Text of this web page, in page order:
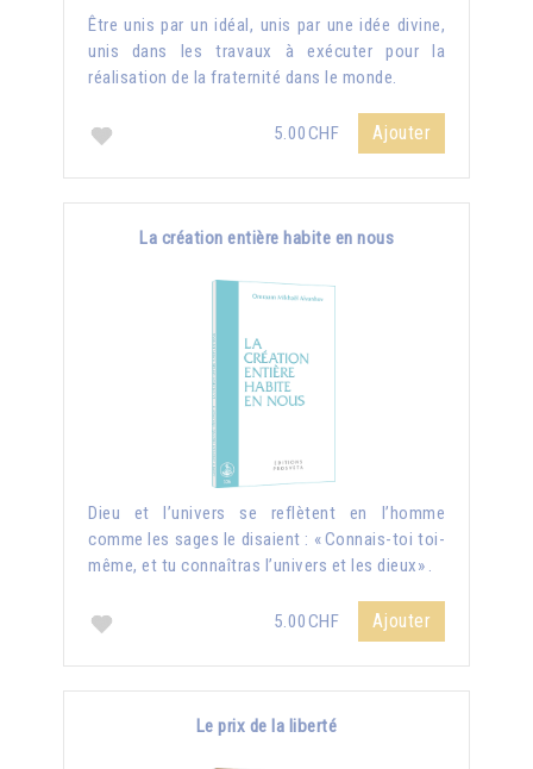
Être unis par un idéal, unis par une idée divine,
unis dans les travaux à exécuter pour la
réalisation de la fraternité dans le monde.
5.00CHF Ajouter
La création entière habite en nous
Dieu et l’univers se reflètent en l’homme
comme les sages le disaient : « Connais-toi toi-
même, et tu connaîtras l’univers et les dieux» .
5.00CHF Ajouter
Le prix de la liberté